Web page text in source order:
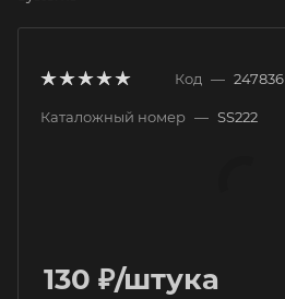
Код — 247836
Каталожный номер — SS222
130 ₽/штука